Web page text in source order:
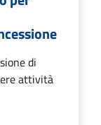
di
attività